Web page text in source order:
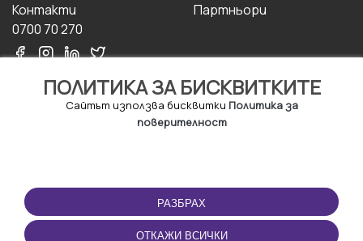
ПОЛИТИКА ЗА БИСКВИТКИТЕ
Сайтът използва бисквитки Политика за
поверителност
РАЗБРАХ
ОТКАЖИ ВСИЧКИ
Контакти
0700 70 270
Партньори
ПОЛЗВАНЕ
Правила и условия за
ползване
ПРИЛОЖЕНИЕТО